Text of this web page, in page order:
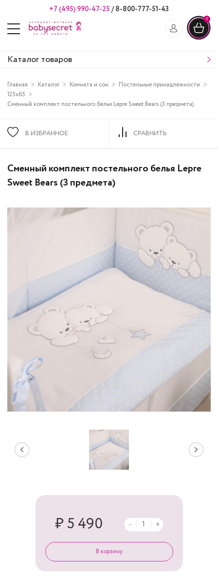
+7 (495) 990-47-25 /8-800-777-51-43
0
Каталог товаров
Главная Каталог Комната и сон
Постельные принадлежности
125х65
Сменный комплект постельного белья Lepre Sweet Bears (3 предмета)
В ИЗБРАННОЕ СРАВНИТЬ
Сменный комплект постельного белья Lepre
Sweet Bears (3 предмета)
₽ 5 490 - +